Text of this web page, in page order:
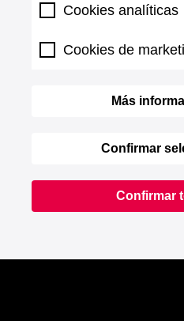
Cookies analíticas
Cookies de
Más
Confirmar
Confirmar